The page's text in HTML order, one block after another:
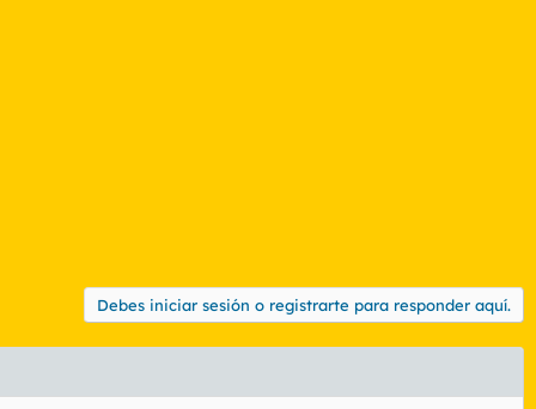
Debes iniciar sesión o registrarte para responder aquí.